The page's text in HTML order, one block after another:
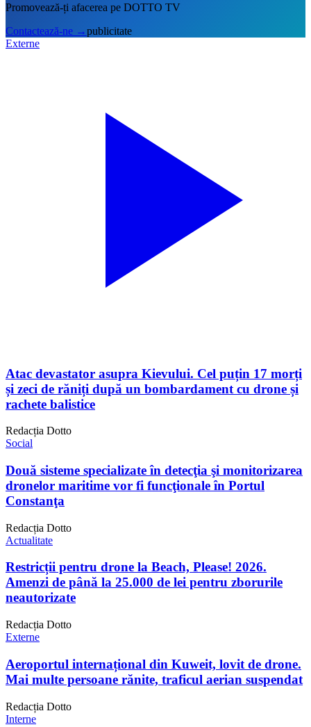
Promovează-ți afacerea pe DOTTO TV
Contactează-ne →publicitate
Externe
Atac devastator asupra Kievului. Cel puțin 17 morți
și zeci de răniți după un bombardament cu drone și
rachete balistice
Redacția Dotto
Social
Două sisteme specializate în detecţia şi monitorizarea
dronelor maritime vor fi funcţionale în Portul
Constanţa
Redacția Dotto
Actualitate
Restricții pentru drone la Beach, Please! 2026.
Amenzi de până la 25.000 de lei pentru zborurile
neautorizate
Redacția Dotto
Externe
Aeroportul internațional din Kuweit, lovit de drone.
Mai multe persoane rănite, traficul aerian suspendat
Redacția Dotto
Interne